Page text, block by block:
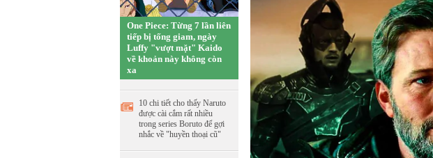
One Piece: Từng 7 lần liên
tiếp bị tống giam, ngày
Luffy "vượt mặt" Kaido
về khoản này không còn
xa
10 chi tiết cho thấy Naruto
được cài cắm rất nhiều
trong series Boruto để gợi
nhắc về "huyền thoại cũ"